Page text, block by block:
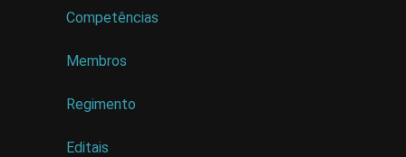
Competências
Membros
Regimento
Editais